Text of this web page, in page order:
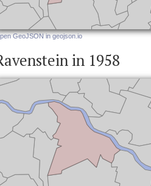
GeoJSON in geojson.io
in 1958